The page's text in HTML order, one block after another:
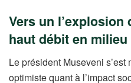
Vers un l’explosion
haut débit en
Le président Museveni
optimiste quant à l’impact